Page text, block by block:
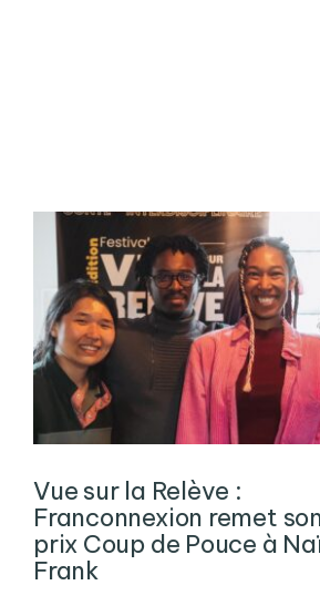
Vue sur la Relève :
Franconnexion remet
prix Coup de Pouce à
Frank